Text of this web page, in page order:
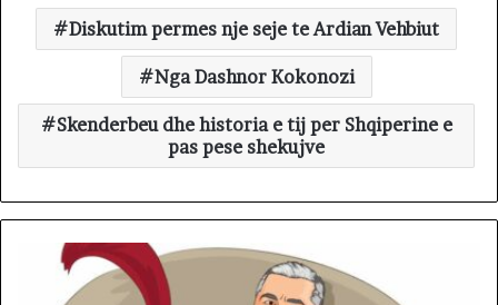
Diskutim permes nje seje te Ardian Vehbiut
Nga Dashnor Kokonozi
Skenderbeu dhe historia e tij per Shqiperine e
pas pese shekujve